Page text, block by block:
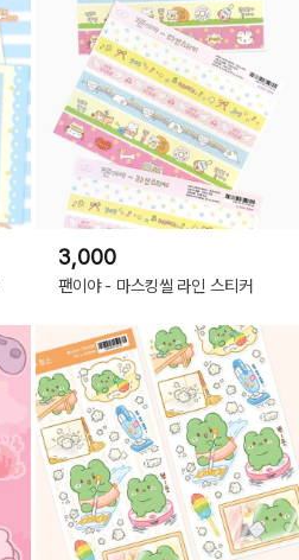
3,000
팬이야 - 마스킹씰 라인 스티커